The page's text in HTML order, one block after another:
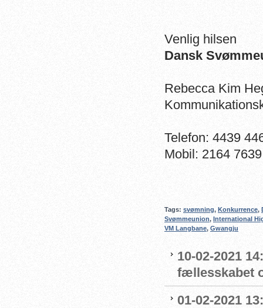
Venlig hilsen
Dansk
Rebecca Kim
Telefon: 4439
Mobil: 2164 7639
Tags: svømning, Konkurrence,
Svømmeunion, International
VM Langbane, Gwangju
10-02-2021
fællesskabet
01-02-2021